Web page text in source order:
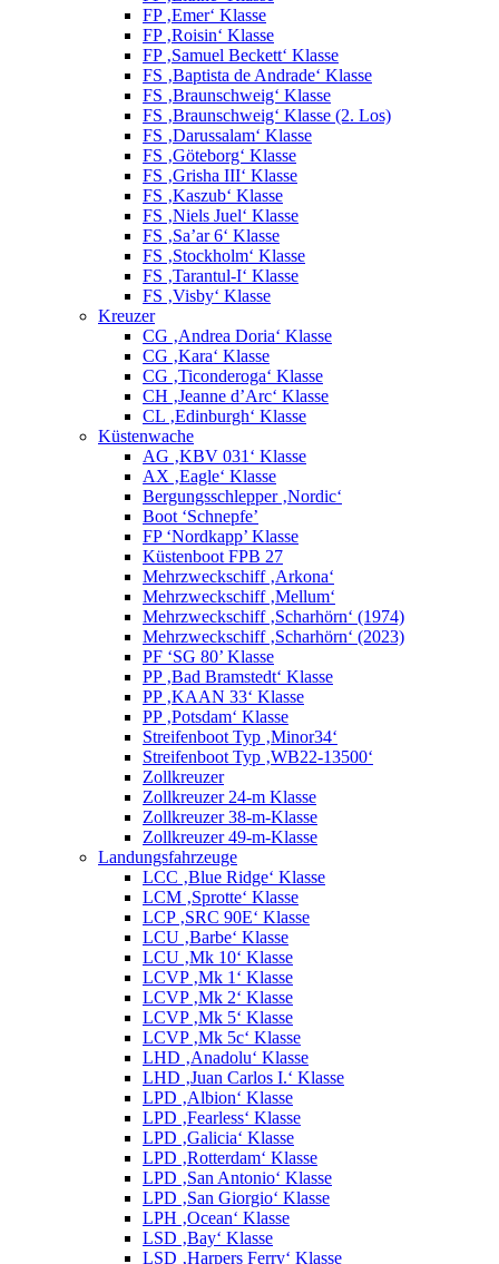
FP ‚Emer‘ Klasse
FP ‚Roisin‘ Klasse
FP ‚Samuel Beckett‘ Klasse
FS ‚Baptista de Andrade‘ Klasse
FS ‚Braunschweig‘ Klasse
FS ‚Braunschweig‘ Klasse (2. Los)
FS ‚Darussalam‘ Klasse
FS ‚Göteborg‘ Klasse
FS ‚Grisha III‘ Klasse
FS ‚Kaszub‘ Klasse
FS ‚Niels Juel‘ Klasse
FS ‚Sa’ar 6‘ Klasse
FS ‚Stockholm‘ Klasse
FS ‚Tarantul-I‘ Klasse
FS ‚Visby‘ Klasse
Kreuzer
CG ‚Andrea Doria‘ Klasse
CG ‚Kara‘ Klasse
CG ‚Ticonderoga‘ Klasse
CH ‚Jeanne d’Arc‘ Klasse
CL ‚Edinburgh‘ Klasse
Küstenwache
AG ‚KBV 031‘ Klasse
AX ‚Eagle‘ Klasse
Bergungsschlepper ‚Nordic‘
Boot ‘Schnepfe’
FP ‘Nordkapp’ Klasse
Küstenboot FPB 27
Mehrzweckschiff ‚Arkona‘
Mehrzweckschiff ‚Mellum‘
Mehrzweckschiff ‚Scharhörn‘ (1974)
Mehrzweckschiff ‚Scharhörn‘ (2023)
PF ‘SG 80’ Klasse
PP ‚Bad Bramstedt‘ Klasse
PP ‚KAAN 33‘ Klasse
PP ‚Potsdam‘ Klasse
Streifenboot Typ ‚Minor34‘
Streifenboot Typ ‚WB22-13500‘
Zollkreuzer
Zollkreuzer 24-m Klasse
Zollkreuzer 38-m-Klasse
Zollkreuzer 49-m-Klasse
Landungsfahrzeuge
LCC ‚Blue Ridge‘ Klasse
LCM ‚Sprotte‘ Klasse
LCP ‚SRC 90E‘ Klasse
LCU ‚Barbe‘ Klasse
LCU ‚Mk 10‘ Klasse
LCVP ‚Mk 1‘ Klasse
LCVP ‚Mk 2‘ Klasse
LCVP ‚Mk 5‘ Klasse
LCVP ‚Mk 5c‘ Klasse
LHD ‚Anadolu‘ Klasse
LHD ‚Juan Carlos I.‘ Klasse
LPD ‚Albion‘ Klasse
LPD ‚Fearless‘ Klasse
LPD ‚Galicia‘ Klasse
LPD ‚Rotterdam‘ Klasse
LPD ‚San Antonio‘ Klasse
LPD ‚San Giorgio‘ Klasse
LPH ‚Ocean‘ Klasse
LSD ‚Bay‘ Klasse
LSD ‚Harpers Ferry‘ Klasse